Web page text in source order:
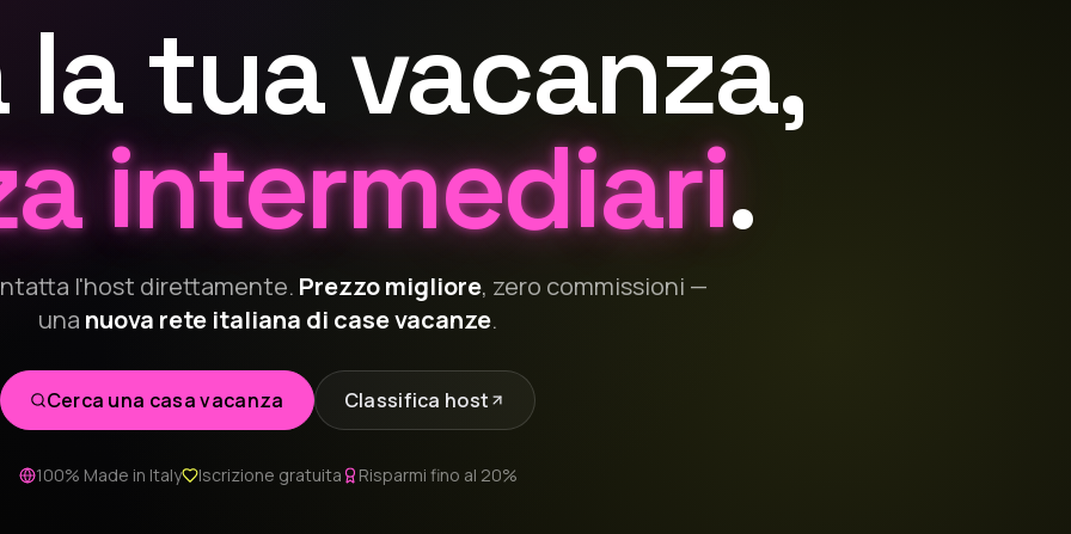
la tua vacanza,
intermediari.
l'host direttamente. Prezzo migliore, zero commissioni —
una nuova rete italiana di case vacanze.
Cerca una casa vacanza Classifica host
100% Made in Italy Iscrizione gratuita Risparmi fino al 20%